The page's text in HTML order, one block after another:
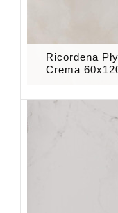
Ricordena
Crema